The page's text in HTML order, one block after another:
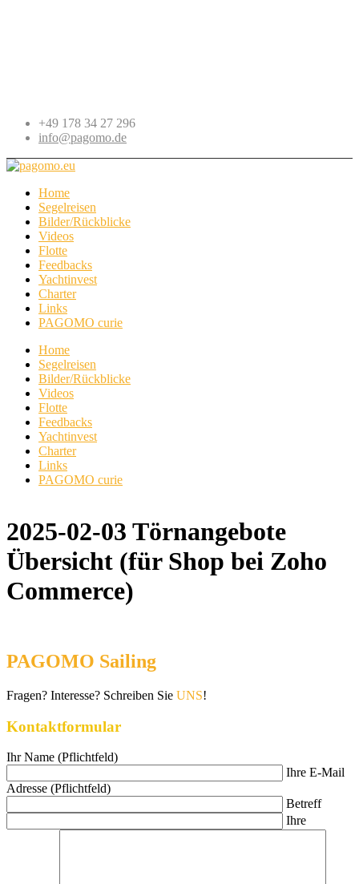
+49 178 34 27 296
info@pagomo.de
Home
Segelreisen
Bilder/Rückblicke
Videos
Flotte
Feedbacks
Yachtinvest
Charter
Links
PAGOMO curie
Home
Segelreisen
Bilder/Rückblicke
Videos
Flotte
Feedbacks
Yachtinvest
Charter
Links
PAGOMO curie
2025-02-03 Törnangebote
Übersicht (für Shop bei Zoho
Commerce)
PAGOMO Sailing
Fragen? Interesse? Schreiben Sie UNS!
Kontaktformular
Ihr Name (Pflichtfeld)
Ihre E-Mail
Adresse (Pflichtfeld)
Betreff
Ihre